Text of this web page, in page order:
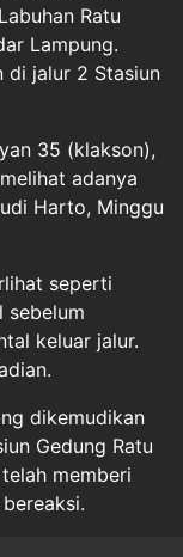
Ratu
Lampung.
di jalur 2 Stasiun
35 (klakson),
adanya
Harto, Minggu
seperti
sebelum
keluar jalur.
dikemudikan
Gedung Ratu
memberi